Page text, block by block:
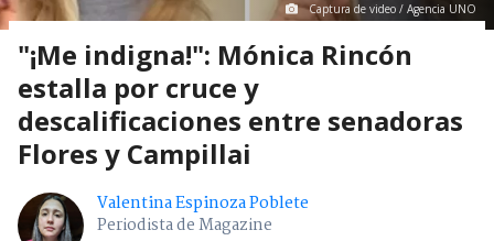
Captura de video / Agencia UNO
"¡Me indigna!": Mónica Rincón
estalla por cruce y
descalificaciones entre senadoras
Flores y Campillai
Valentina Espinoza Poblete
Periodista de Magazine